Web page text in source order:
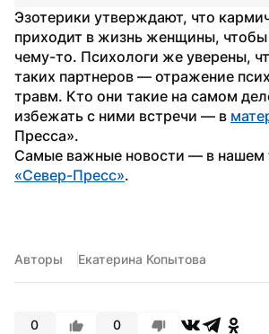
Эзотерики утверждают, что
приходит в жизнь женщины, чтобы
чему-то. Психологи же уверены,
таких партнеров — отражение
травм. Кто они такие на самом
избежать с ними встречи — в
Пресса».
«Север-Пресс».
Авторы Екатерина Копытова
0 0